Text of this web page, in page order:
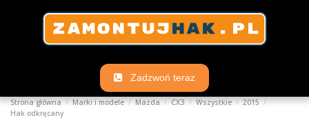
Zadzwoń teraz
Strona główna Marki i modele Mazda CX3 Wszystkie
2015
Hak odkręcany